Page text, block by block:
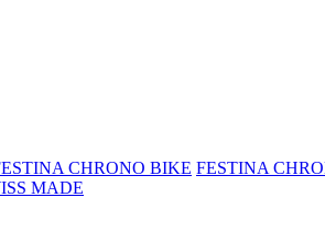
CHRONO BIKE FESTINA
MADE